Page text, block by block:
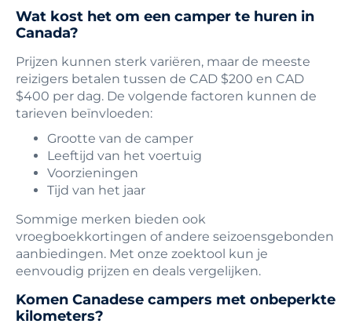
Wat kost het om een camper te huren in
Canada?
Prijzen kunnen sterk variëren, maar de meeste
reizigers betalen tussen de CAD $200 en CAD
$400 per dag. De volgende factoren kunnen de
tarieven beïnvloeden:
Grootte van de camper
Leeftijd van het voertuig
Voorzieningen
Tijd van het jaar
Sommige merken bieden ook
vroegboekkortingen of andere seizoensgebonden
aanbiedingen. Met onze zoektool kun je
eenvoudig prijzen en deals vergelijken.
Komen Canadese campers met onbeperkte
kilometers?